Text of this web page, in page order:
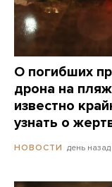
О погибших
дрона на
известно
узнать о
НОВОСТИ день назад